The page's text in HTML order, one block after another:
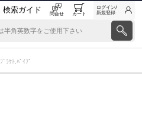
検索ガイド 問合せ カート
ログイン/
新規登録
ﾌﾞﾗｹﾄ,ﾊﾟｲﾌﾟ